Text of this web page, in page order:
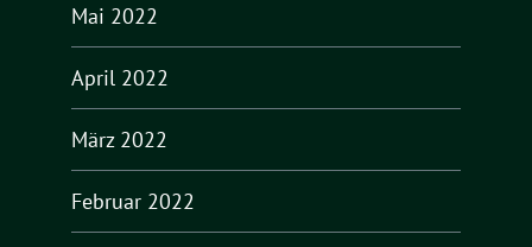
Mai 2022
April 2022
März 2022
Februar 2022